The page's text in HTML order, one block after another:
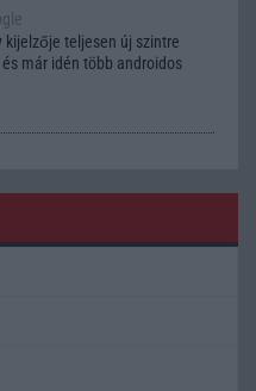
kijelzője teljesen új szintre
már idén több androidos